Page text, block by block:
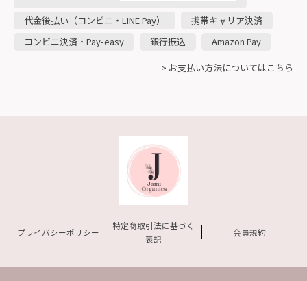
代金後払い（コンビニ・LINE Pay）
携帯キャリア決済
コンビニ決済・Pay-easy
銀行振込
Amazon Pay
> お支払い方法についてはこちら
プライバシーポリシー
特定商取引法に基づく
表記
会員規約